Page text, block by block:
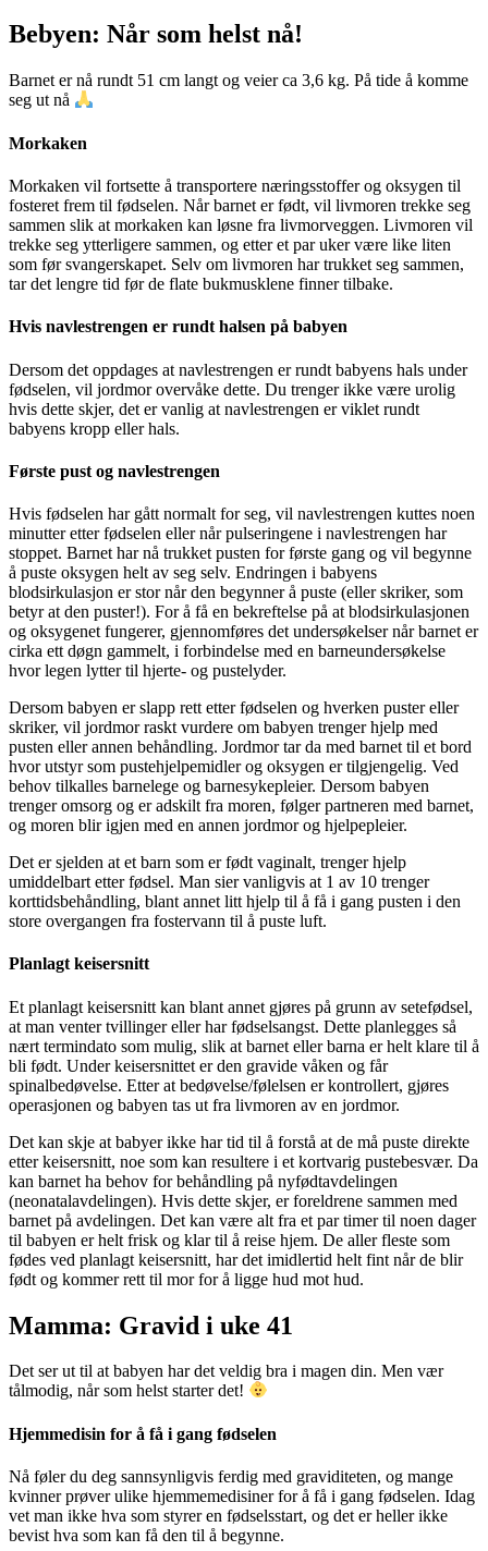
Bebyen: Når som helst nå!
Barnet er nå rundt 51 cm langt og veier ca 3,6 kg. På tide å komme
seg ut nå
Morkaken
Morkaken vil fortsette å transportere næringsstoffer og oksygen til
fosteret frem til fødselen. Når barnet er født, vil livmoren trekke seg
sammen slik at morkaken kan løsne fra livmorveggen. Livmoren vil
trekke seg ytterligere sammen, og etter et par uker være like liten
som før svangerskapet. Selv om livmoren har trukket seg sammen,
tar det lengre tid før de flate bukmusklene finner tilbake.
Hvis navlestrengen er rundt halsen på babyen
Dersom det oppdages at navlestrengen er rundt babyens hals under
fødselen, vil jordmor overvåke dette. Du trenger ikke være urolig
hvis dette skjer, det er vanlig at navlestrengen er viklet rundt
babyens kropp eller hals.
Første pust og navlestrengen
Hvis fødselen har gått normalt for seg, vil navlestrengen kuttes noen
minutter etter fødselen eller når pulseringene i navlestrengen har
stoppet. Barnet har nå trukket pusten for første gang og vil begynne
å puste oksygen helt av seg selv. Endringen i babyens
blodsirkulasjon er stor når den begynner å puste (eller skriker, som
betyr at den puster!). For å få en bekreftelse på at blodsirkulasjonen
og oksygenet fungerer, gjennomføres det undersøkelser når barnet er
cirka ett døgn gammelt, i forbindelse med en barneundersøkelse
hvor legen lytter til hjerte- og pustelyder.
Dersom babyen er slapp rett etter fødselen og hverken puster eller
skriker, vil jordmor raskt vurdere om babyen trenger hjelp med
pusten eller annen behåndling. Jordmor tar da med barnet til et bord
hvor utstyr som pustehjelpemidler og oksygen er tilgjengelig. Ved
behov tilkalles barnelege og barnesykepleier. Dersom babyen
trenger omsorg og er adskilt fra moren, følger partneren med barnet,
og moren blir igjen med en annen jordmor og hjelpepleier.
Det er sjelden at et barn som er født vaginalt, trenger hjelp
umiddelbart etter fødsel. Man sier vanligvis at 1 av 10 trenger
korttidsbehåndling, blant annet litt hjelp til å få i gang pusten i den
store overgangen fra fostervann til å puste luft.
Planlagt keisersnitt
Et planlagt keisersnitt kan blant annet gjøres på grunn av setefødsel,
at man venter tvillinger eller har fødselsangst. Dette planlegges så
nært termindato som mulig, slik at barnet eller barna er helt klare til å
bli født. Under keisersnittet er den gravide våken og får
spinalbedøvelse. Etter at bedøvelse/følelsen er kontrollert, gjøres
operasjonen og babyen tas ut fra livmoren av en jordmor.
Det kan skje at babyer ikke har tid til å forstå at de må puste direkte
etter keisersnitt, noe som kan resultere i et kortvarig pustebesvær. Da
kan barnet ha behov for behåndling på nyfødtavdelingen
(neonatalavdelingen). Hvis dette skjer, er foreldrene sammen med
barnet på avdelingen. Det kan være alt fra et par timer til noen dager
til babyen er helt frisk og klar til å reise hjem. De aller fleste som
fødes ved planlagt keisersnitt, har det imidlertid helt fint når de blir
født og kommer rett til mor for å ligge hud mot hud.
Mamma: Gravid i uke 41
Det ser ut til at babyen har det veldig bra i magen din. Men vær
tålmodig, når som helst starter det!
Hjemmedisin for å få i gang fødselen
Nå føler du deg sannsynligvis ferdig med graviditeten, og mange
kvinner prøver ulike hjemmemedisiner for å få i gang fødselen. Idag
vet man ikke hva som styrer en fødselsstart, og det er heller ikke
bevist hva som kan få den til å begynne.